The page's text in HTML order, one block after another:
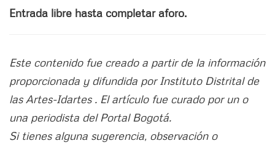
Entrada libre hasta completar aforo.
Este contenido fue creado a partir de la información
proporcionada y difundida por Instituto Distrital de
las Artes-Idartes . El artículo fue curado por un o
una periodista del Portal Bogotá.
Si tienes alguna sugerencia, observación o